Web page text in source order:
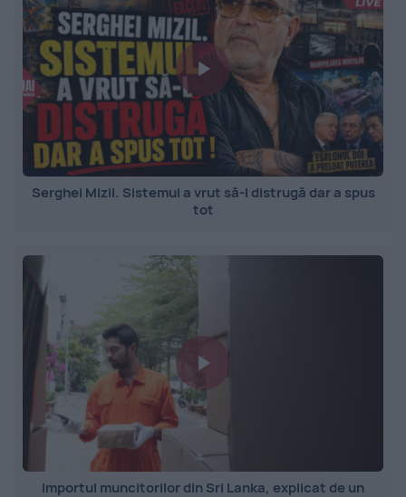
Serghei Mizil. Sistemul a vrut să-l distrugă dar a spus
tot
Importul muncitorilor din Sri Lanka, explicat de un